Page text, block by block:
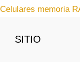
Celulares memoria
SITIO